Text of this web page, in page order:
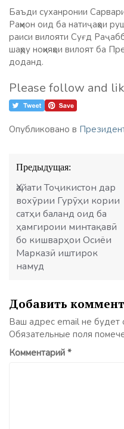
Баъди суханронии
Раҳмон оид ба натиҷаҳои
раиси вилояти Суғд
шаҳру ноҳияҳои вилоят ба
доданд.
Please follow and
Опубликовано в
Навигация
по
записям
Предыдущая:
Ҳайати Тоҷикистон дар
вохӯрии Гурӯҳи кории
сатҳи баланд оид ба
ҳамгироии минтақавӣ
бо кишварҳои Осиёи
Марказӣ иштирок
намуд
Добавить
Ваш адрес email не будет
Обязательные поля
Комментарий *